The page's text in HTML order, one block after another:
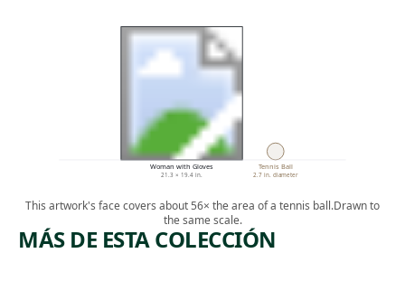
Woman with Gloves
21.3 × 19.4 in.
Tennis Ball
2.7 in. diameter
This artwork's face covers about 56× the area of a tennis ball.Drawn to
the same scale.
MÁS DE ESTA COLECCIÓN